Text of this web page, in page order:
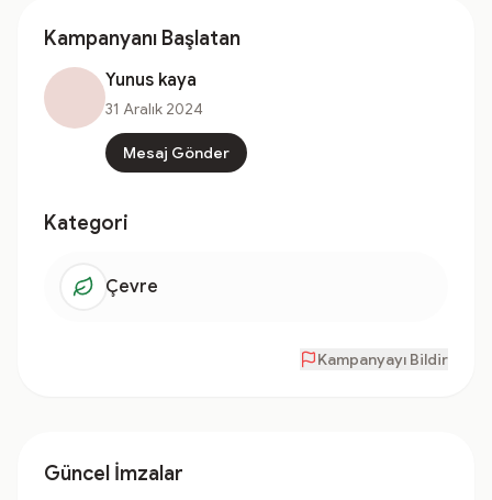
Kampanyanı Başlatan
Yunus kaya
31 Aralık 2024
Mesaj Gönder
Kategori
Çevre
Kampanyayı Bildir
Güncel İmzalar